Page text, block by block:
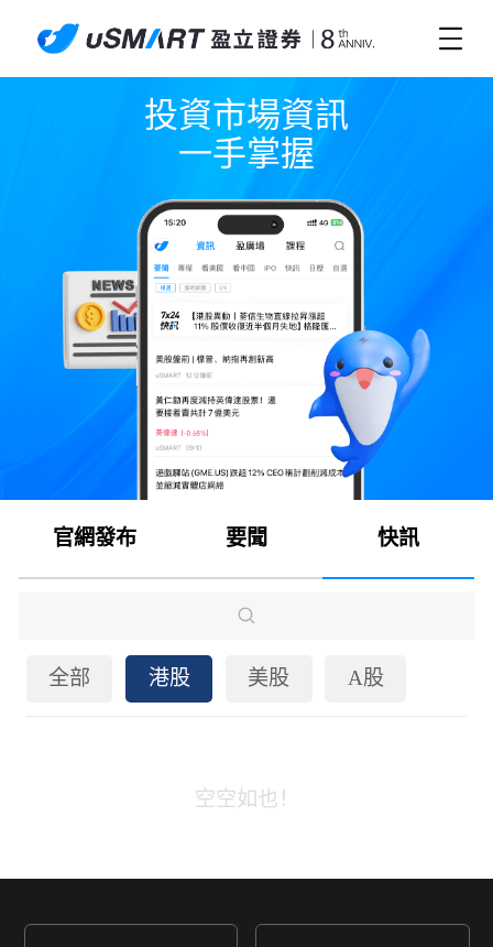
投資市場資訊
一手掌握
官網發布 要聞 快訊
全部 港股 美股 A股
空空如也！